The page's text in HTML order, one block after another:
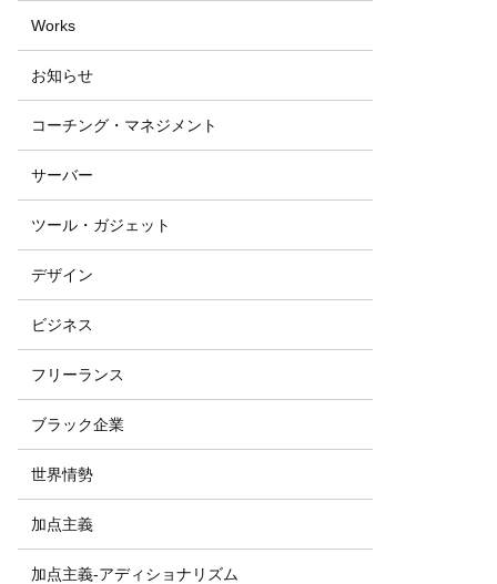
Works
お知らせ
コーチング・マネジメント
サーバー
ツール・ガジェット
デザイン
ビジネス
フリーランス
ブラック企業
世界情勢
加点主義
加点主義-アディショナリズム